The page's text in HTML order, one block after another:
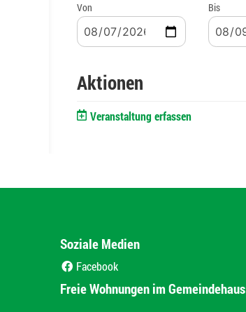
Von Bis
Aktionen
Veranstaltung erfassen
Soziale Medien
Facebook
Freie Wohnungen im Gemeindehaus